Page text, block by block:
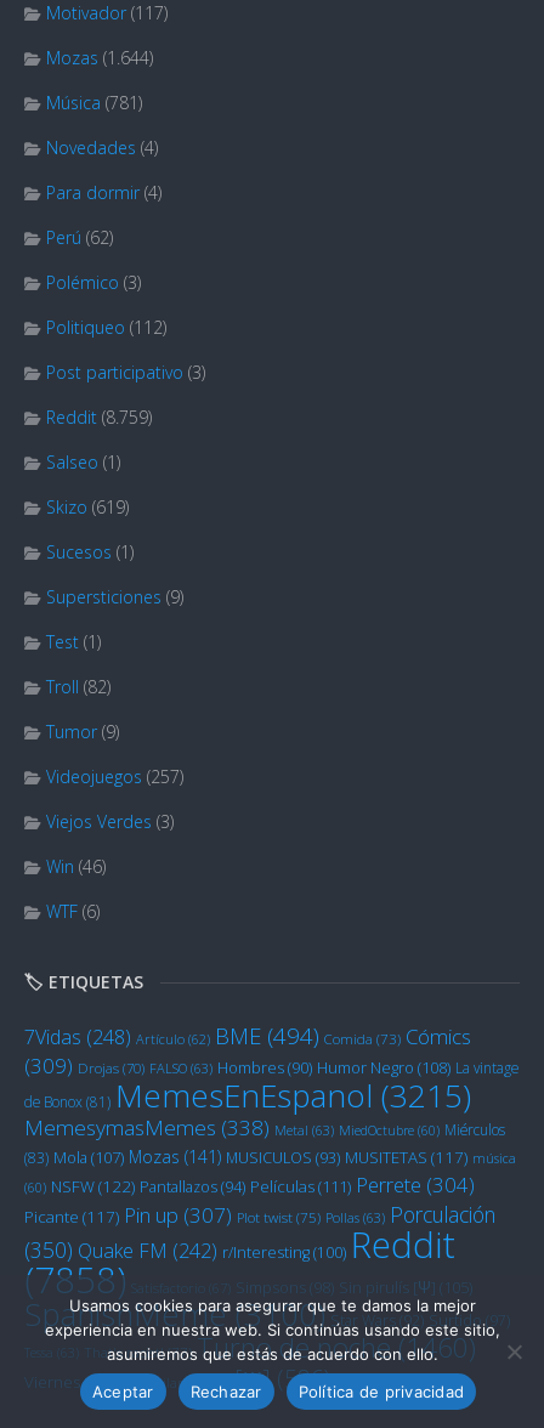
Motivador (117)
Mozas (1.644)
Música (781)
Novedades (4)
Para dormir (4)
Perú (62)
Polémico (3)
Politiqueo (112)
Post participativo (3)
Reddit (8.759)
Salseo (1)
Skizo (619)
Sucesos (1)
Supersticiones (9)
Test (1)
Troll (82)
Tumor (9)
Videojuegos (257)
Viejos Verdes (3)
Win (46)
WTF (6)
🏷️ ETIQUETAS
7Vidas (248) Artículo (62) BME (494) Comida (73) Cómics
(309) Drojas (70) FALSO (63) Hombres(90) Humor Negro (108) La vintage
de Bonox(81) MemesEnEspanol (3215)
MemesymasMemes (338) Metal (63) MiedOctubre (60) Miérculos
(83) Mola (107) Mozas (141) MUSICULOS (93) MUSITETAS (117) música
(60) NSFW(122) Pantallazos(94) Películas(111) Perrete (304)
Picante (117) Pin up (307) Plot twist (75) Pollas (63) Porculación
(350) Quake FM (242) r/Interesting(100) Reddit
(7858) Satisfactorio (67) Simpsons(98) Sin pirulís [Ψ] (105)
SpanishMeme(3100) Star Wars(92) Surtido(97)
Tessa (63) That's racist!(77) Turno de noche(1460)
Viernes(116) Yanquilandia (59) [Ψ](586) Épico (59)
Usamos cookies para asegurar que te damos la mejor
experiencia en nuestra web. Si continúas usando este sitio,
asumiremos que estás de acuerdo con ello.
Aceptar
Rechazar Política de privacidad